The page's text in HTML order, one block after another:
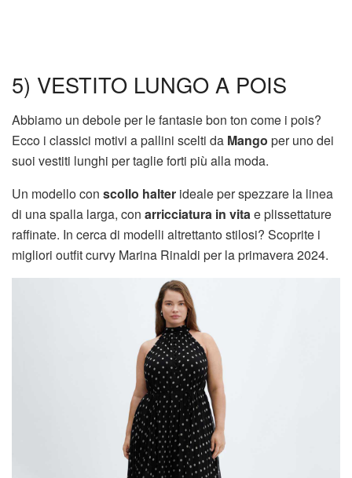
5) VESTITO LUNGO A POIS
Abbiamo un debole per le fantasie bon ton come i pois?
Ecco i classici motivi a pallini scelti da Mango per uno dei
suoi vestiti lunghi per taglie forti più alla moda.
Un modello con scollo halter ideale per spezzare la linea
di una spalla larga, con arricciatura in vitae plissettature
raffinate. In cerca di modelli altrettanto stilosi? Scoprite i
migliori outfit curvy Marina Rinaldi per la primavera 2024.